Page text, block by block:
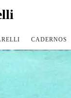
CADERNOS